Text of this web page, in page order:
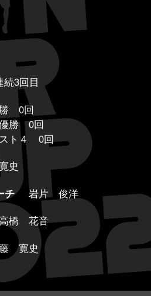
続3回目
0回
勝 0回
ト４ 0回
史
チ
岩片 俊洋
橋 花音
寛史